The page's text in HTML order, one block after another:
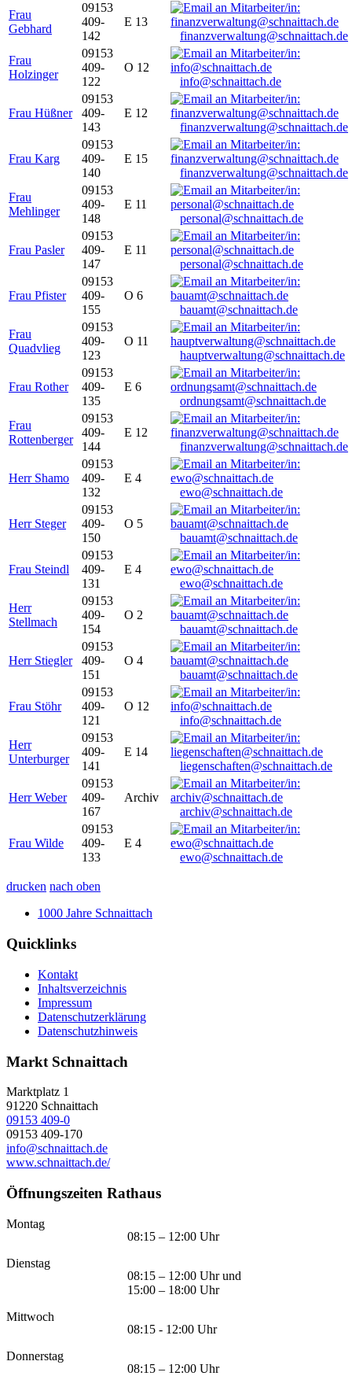
Frau
Gebhard
09153
409-
142
E 13
finanzverwaltung@schnaittach.de
Frau
Holzinger
09153
409-
122
O 12
info@schnaittach.de
Frau Hüßner
09153
409-
143
E 12
finanzverwaltung@schnaittach.de
Frau Karg
09153
409-
140
E 15
finanzverwaltung@schnaittach.de
Frau
Mehlinger
09153
409-
148
E 11
personal@schnaittach.de
Frau Pasler
09153
409-
147
E 11
personal@schnaittach.de
Frau Pfister
09153
409-
155
O 6
bauamt@schnaittach.de
Frau
Quadvlieg
09153
409-
123
O 11
hauptverwaltung@schnaittach.de
Frau Rother
09153
409-
135
E 6
ordnungsamt@schnaittach.de
Frau
Rottenberger
09153
409-
144
E 12
finanzverwaltung@schnaittach.de
Herr Shamo
09153
409-
132
E 4
ewo@schnaittach.de
Herr Steger
09153
409-
150
O 5
bauamt@schnaittach.de
Frau Steindl
09153
409-
131
E 4
ewo@schnaittach.de
Herr
Stellmach
09153
409-
154
O 2
bauamt@schnaittach.de
Herr Stiegler
09153
409-
151
O 4
bauamt@schnaittach.de
Frau Stöhr
09153
409-
121
O 12
info@schnaittach.de
Herr
Unterburger
09153
409-
141
E 14
liegenschaften@schnaittach.de
Herr Weber
09153
409-
167
Archiv
archiv@schnaittach.de
Frau Wilde
09153
409-
133
E 4
ewo@schnaittach.de
drucken nach oben
1000 Jahre Schnaittach
Quicklinks
Kontakt
Inhaltsverzeichnis
Impressum
Datenschutzerklärung
Datenschutzhinweis
Markt Schnaittach
Marktplatz 1
91220 Schnaittach
09153 409-0
09153 409-170
info@schnaittach.de
www.schnaittach.de/
Öffnungszeiten Rathaus
Montag
08:15 – 12:00 Uhr
Dienstag
08:15 – 12:00 Uhr und
15:00 – 18:00 Uhr
Mittwoch
08:15 - 12:00 Uhr
Donnerstag
08:15 – 12:00 Uhr